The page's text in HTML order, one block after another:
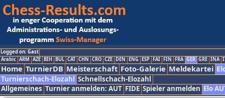
Logged on: Gast
Arabic ARM AZE BIH BUL CAT CHN CRO CZE DEN ENG ESP FAI FIN FRA GER GRE INA
Home TurnierDB Meisterschaft Foto-Galerie Meldekartei
Turnierschach-Elozahl Schnellschach-Elozahl
Allgemeines Turnier anmelden: AUT FIDE Spieler anmelden Elo